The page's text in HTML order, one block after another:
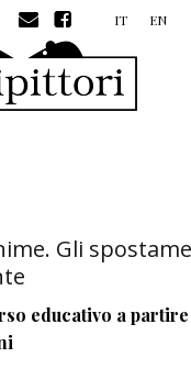
UTENTE IT EN
Gli
educativo a